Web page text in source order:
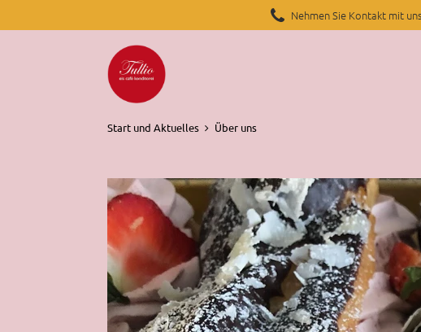
Nehmen Sie Kontakt mit
Start und Aktuelles Über uns